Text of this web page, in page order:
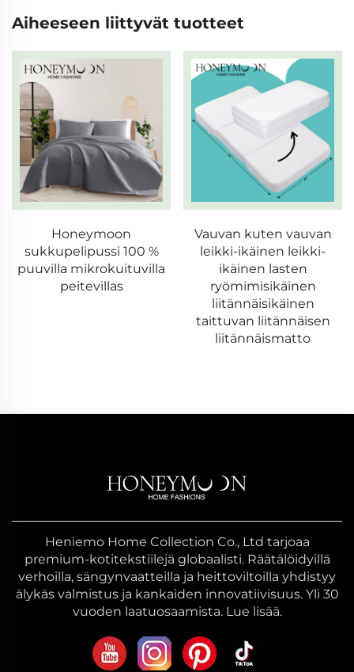
Aiheeseen liittyvät tuotteet
Vauvan kuten vauvan
leikki-ikäinen leikki-
ikäinen lasten
ryömimisikäinen
Honeymoon
sukkupelipussi moderni
100 % polyesteri erittäin
pehmeä räätälöity joulun
heittävä peite
kääntöpuolinen
villaheittävä peite
Heniemo Home Collection Co., Ltd tarjoaa
premium-kotitekstiilejä globaalisti. Räätälöidyillä
verhoilla, sängynvaatteilla ja heittoviltoilla yhdistyy
älykäs valmistus ja kankaiden innovatiivisuus. Yli 30
vuoden laatuosaamista. Lue lisää.